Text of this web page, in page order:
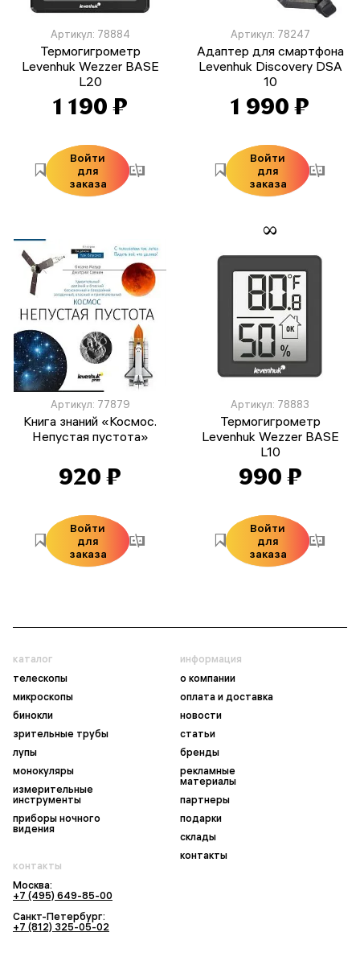
Артикул: 78884
Термогигрометр
Levenhuk Wezzer BASE
L20
1 190 ₽
Войти
для
заказа
Артикул: 78247
Адаптер для смартфона
Levenhuk Discovery DSA
10
1 990 ₽
Войти
для
заказа
Артикул: 77879
Книга знаний «Космос.
Непустая пустота»
920 ₽
Войти
для
заказа
Артикул: 78883
Термогигрометр
Levenhuk Wezzer BASE
L10
990 ₽
Войти
для
заказа
каталог
телескопы
микроскопы
бинокли
зрительные трубы
лупы
монокуляры
измерительные
инструменты
приборы ночного
видения
информация
о компании
оплата и доставка
новости
статьи
бренды
рекламные
материалы
партнеры
подарки
склады
контакты
контакты
Москва:
+7 (495) 649-85-00
Санкт-Петербург:
+7 (812) 325-05-02